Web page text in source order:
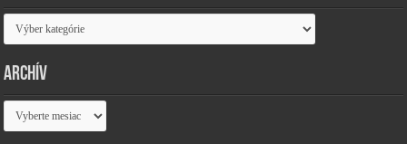
Kategórie
Archív
Archív